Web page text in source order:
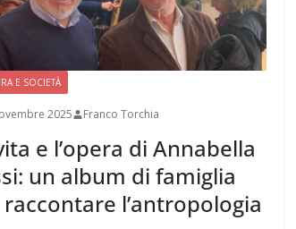
E SOCIETÀ
2025 Franco Torchia
e l’opera di Annabella
un album di famiglia
l’antropologia